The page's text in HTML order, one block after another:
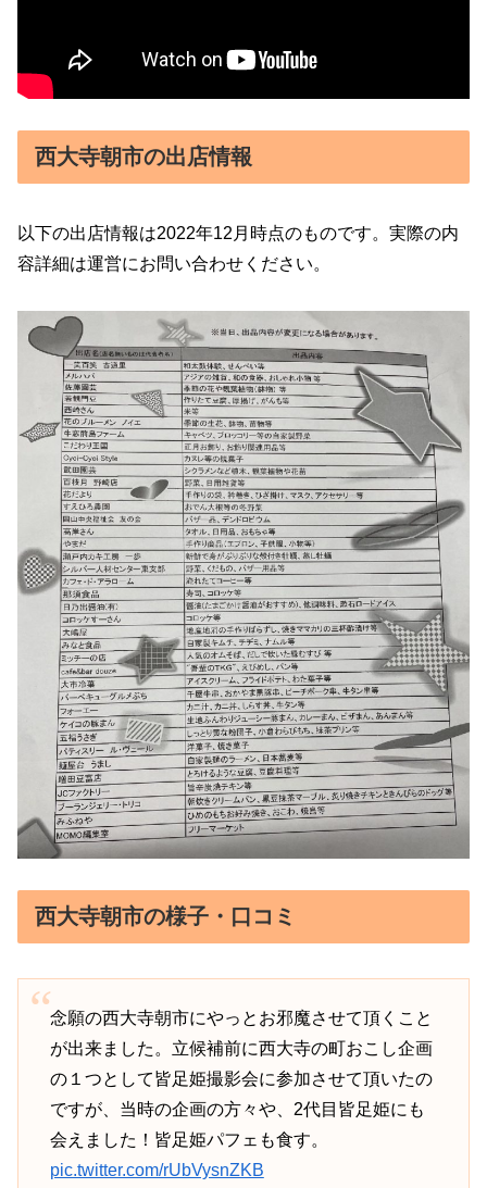
西大寺朝市の出店情報
以下の出店情報は2022年12月時点のものです。実際の内
容詳細は運営にお問い合わせください。
西大寺朝市の様子・口コミ
念願の西大寺朝市にやっとお邪魔させて頂くこと
が出来ました。立候補前に西大寺の町おこし企画
の１つとして皆足姫撮影会に参加させて頂いたの
ですが、当時の企画の方々や、2代目皆足姫にも
会えました！皆足姫パフェも食す。
pic.twitter.com/rUbVysnZKB